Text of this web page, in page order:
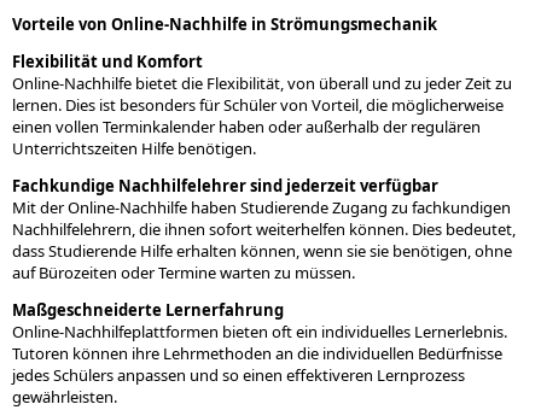
Vorteile von Online-Nachhilfe in Strömungsmechanik
Flexibilität und Komfort
Online-Nachhilfe bietet die Flexibilität, von überall und zu jeder Zeit zu
lernen. Dies ist besonders für Schüler von Vorteil, die möglicherweise
einen vollen Terminkalender haben oder außerhalb der regulären
Unterrichtszeiten Hilfe benötigen.
Fachkundige Nachhilfelehrer sind jederzeit verfügbar
Mit der Online-Nachhilfe haben Studierende Zugang zu fachkundigen
Nachhilfelehrern, die ihnen sofort weiterhelfen können. Dies bedeutet,
dass Studierende Hilfe erhalten können, wenn sie sie benötigen, ohne
auf Bürozeiten oder Termine warten zu müssen.
Maßgeschneiderte Lernerfahrung
Online-Nachhilfeplattformen bieten oft ein individuelles Lernerlebnis.
Tutoren können ihre Lehrmethoden an die individuellen Bedürfnisse
jedes Schülers anpassen und so einen effektiveren Lernprozess
gewährleisten.